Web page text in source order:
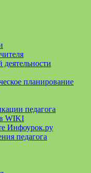
деятельности
планирование
педагога
WIKI
Инфоурок.ру
педагога